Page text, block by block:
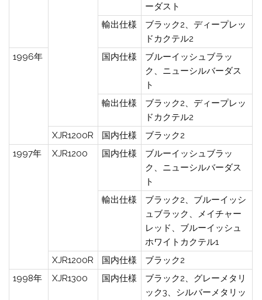
ーダスト
輸出仕様
ブラック2、ディープレッ
ドカクテル2
1996年
国内仕様
ブルーイッシュブラッ
ク、ニューシルバーダス
ト
輸出仕様
ブラック2、ディープレッ
ドカクテル2
XJR1200R
国内仕様
ブラック2
1997年
XJR1200 国内仕様
ブルーイッシュブラッ
ク、ニューシルバーダス
ト
輸出仕様
ブラック2、ブルーイッシ
ュブラック、メイチャー
レッド、ブルーイッシュ
ホワイトカクテル1
XJR1200R
国内仕様
ブラック2
1998年
XJR1300 国内仕様
ブラック2、グレーメタリ
ック3、シルバーメタリッ